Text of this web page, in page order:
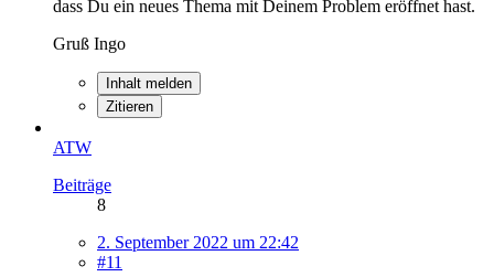
dass Du ein neues Thema mit Deinem Problem eröffnet hast.
Gruß Ingo
Inhalt melden
Zitieren
ATW
Beiträge
8
2. September 2022 um 22:42
#11